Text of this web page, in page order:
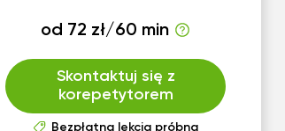
od 72 zł/60 min
Skontaktuj się z
korepetytorem
Bezpłatna lekcja próbna